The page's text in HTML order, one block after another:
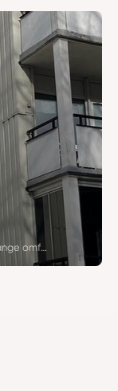
Projektet för SBB på Hagavägen 61–71 i Borlänge omfattade en omfattande modernisering av sex punkthus. Totalt installerades 824 energibesparande PVC-fönster från Amberline Partner samt 12 nya entré- och källardörrar. Resultatet är energieffektiva, säkra och estetiskt uppgraderade fastigheter med långsiktig hållbarhet.